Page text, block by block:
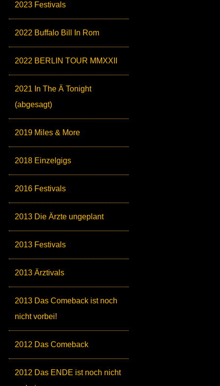
2023 Festivals
2022 Buffalo Bill In Rom
2022 BERLIN TOUR MMXXII
2021 In The Ä Tonight
(abgesagt)
2019 Miles & More
2018 Einzelgigs
2016 Festivals
2013 Die Ärzte ungeplant
2013 Festivals
2013 Ärztivals
2013 Das Comeback ist noch
nicht vorbei!
2012 Das Comeback
2012 Das ENDE ist noch nicht